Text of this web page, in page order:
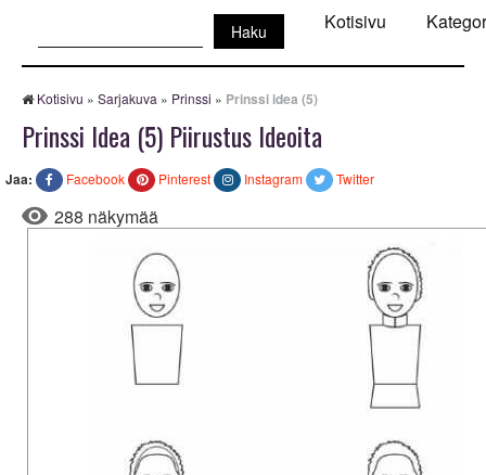
Kotisivu
Kotisivu » Sarjakuva » Prinssi » Prinssi idea (5)
Prinssi Idea (5) Piirustus Ideoita
Jaa: Facebook Pinterest Instagram Twitter
288 näkymää